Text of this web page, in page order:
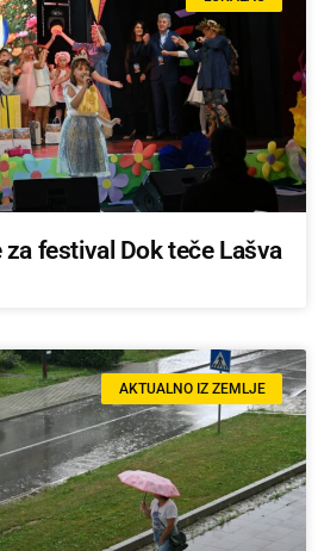
festival Dok teče Lašva
AKTUALNO IZ ZEMLJE